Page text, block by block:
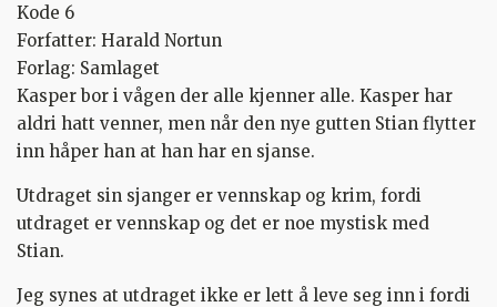
Kode 6
Forfatter: Harald Nortun
Forlag: Samlaget
Kasper bor i vågen der alle kjenner alle. Kasper har
aldri hatt venner, men når den nye gutten Stian flytter
inn håper han at han har en sjanse.
Utdraget sin sjanger er vennskap og krim, fordi
utdraget er vennskap og det er noe mystisk med
Stian.
Jeg synes at utdraget ikke er lett å leve seg inn i fordi